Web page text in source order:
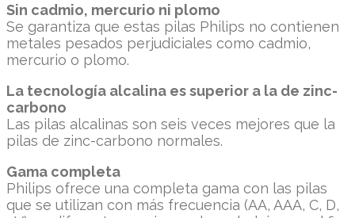
Sin cadmio, mercurio ni plomo
Se garantiza que estas pilas Philips no contienen
metales pesados perjudiciales como cadmio,
mercurio o plomo.
La tecnología alcalina es superior a la de zinc-
carbono
Las pilas alcalinas son seis veces mejores que la
pilas de zinc-carbono normales.
Gama completa
Philips ofrece una completa gama con las pilas
que se utilizan con más frecuencia (AA, AAA, C, D,